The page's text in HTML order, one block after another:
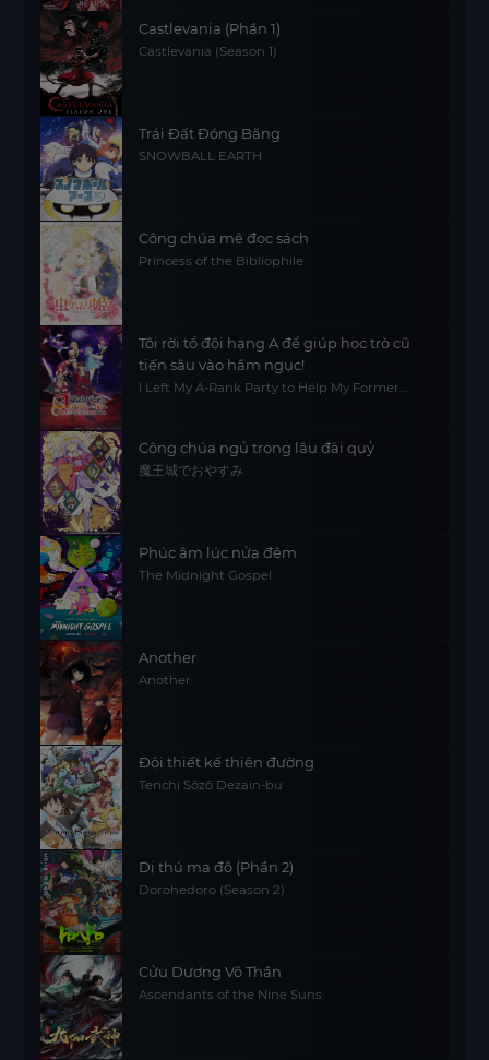
Castlevania (Phần 1)
Castlevania (Season 1)
Trái Đất Đóng Băng
SNOWBALL EARTH
Công chúa mê đọc sách
Princess of the Bibliophile
Tôi rời tổ đội hạng A để giúp học trò cũ
tiến sâu vào hầm ngục!
I Left My A-Rank Party to Help My Former
Công chúa ngủ trong lâu đài quỷ
魔王城でおやすみ
Phúc âm lúc nửa đêm
The Midnight Gospel
Another
Another
Đội thiết kế thiên đường
Tenchi Sōzō Dezain-bu
Dị thú ma đô (Phần 2)
Dorohedoro (Season 2)
Cửu Dương Võ Thần
Ascendants of the Nine Suns